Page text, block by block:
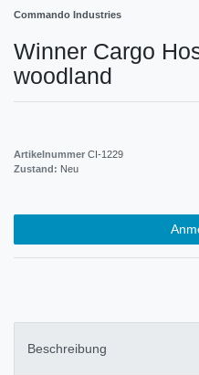
Commando Industries
Winner Cargo
woodland
Artikelnummer CI-1229
Zustand: Neu
Beschreibung